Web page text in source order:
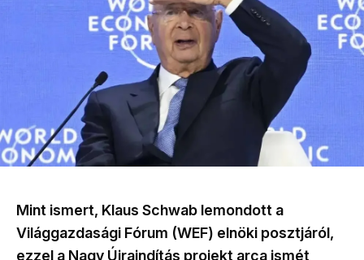
Mint ismert, Klaus Schwab lemondott a
Világgazdasági Fórum (WEF) elnöki posztjáról,
ezzel a Nagy Újraindítás projekt arca ismét